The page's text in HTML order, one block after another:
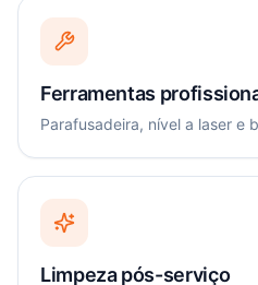
Ferramentas
Parafusadeira, nível a laser e
Limpeza pós-serviço